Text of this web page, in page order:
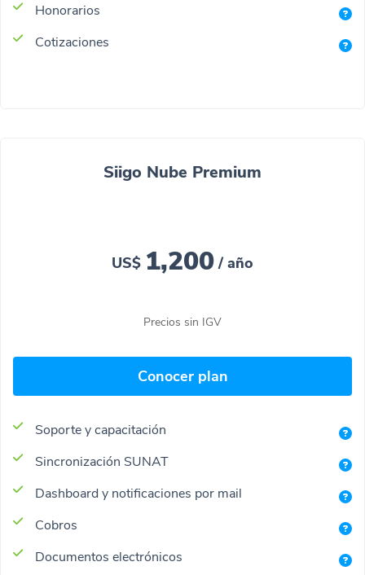
Honorarios
Cotizaciones
Siigo Nube Premium
US$ 1,200 / año
Precios sin IGV
Conocer plan
Soporte y capacitación
Sincronización SUNAT
Dashboard y notificaciones por mail
Cobros
Documentos electrónicos